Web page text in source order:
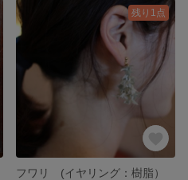
残り1点
フワリ (イヤリング：樹脂）